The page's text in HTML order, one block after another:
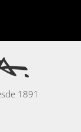
1891